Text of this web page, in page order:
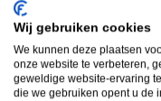
Expo Up Lite
Wij gebruiken cookies
We kunnen deze plaatsen
onze website te verbeteren,
geweldige website-ervaring
die we gebruiken opent u de